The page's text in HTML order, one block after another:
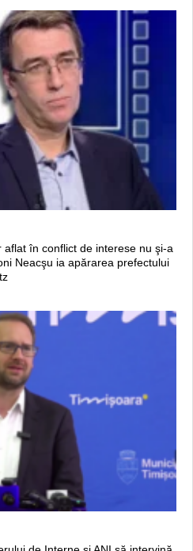
aflat în conflict de interese nu şi-a
Neacşu ia apărarea prefectului